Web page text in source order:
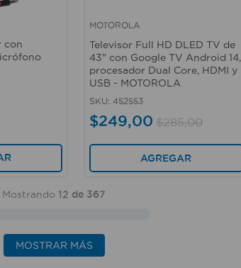
con
Vista rápida
MOTOROLA
Televisor Full HD DLED TV de
43" con Google TV Android 14,
procesador Dual Core, HDMI y
USB - MOTOROLA
SKU: 452553
$249,00 $285,00
AGREGAR
Mostrando 12 de 367
MOSTRAR MÁS